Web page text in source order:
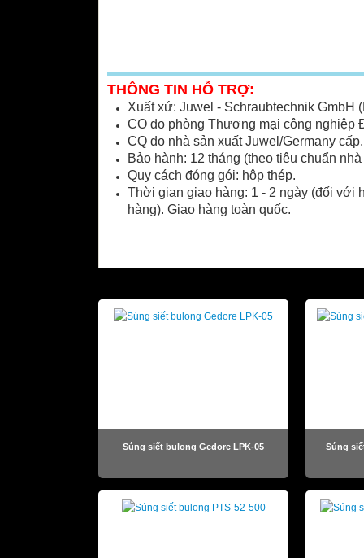
THÔNG TIN HỖ TRỢ:
Xuất xứ: Juwel - Schraubtechnik GmbH
CO do phòng Thương mại công nghiệp
CQ do nhà sản xuất Juwel/Germany cấp.
Bảo hành: 12 tháng (theo tiêu chuẩn
Quy cách đóng gói: hộp thép.
Thời gian giao hàng: 1 - 2 ngày (đối với
hàng). Giao hàng toàn quốc.
Súng siết bulong Gedore LPK-05 Súng